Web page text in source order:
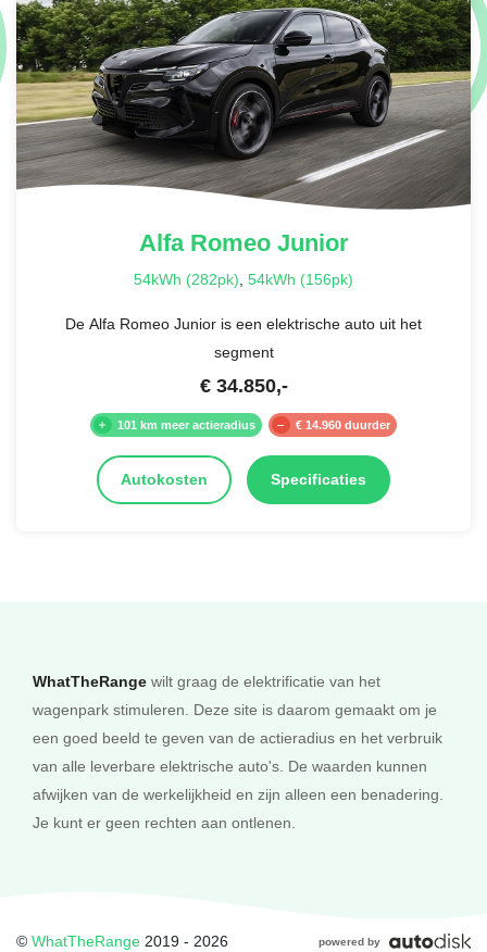
Alfa RomeoJunior
54kWh (282pk), 54kWh (156pk)
De Alfa Romeo Junior is een elektrische auto uit het
segment
€ 34.850,-
101 km meer actieradius € 14.960 duurder
Autokosten Specificaties
WhatTheRange wilt graag de elektrificatie van het
wagenpark stimuleren. Deze site is daarom gemaakt om je
een goed beeld te geven van de actieradius en het verbruik
van alle leverbare elektrische auto's. De waarden kunnen
afwijken van de werkelijkheid en zijn alleen een benadering.
Je kunt er geen rechten aan ontlenen.
© WhatTheRange 2019 - 2026 powered by